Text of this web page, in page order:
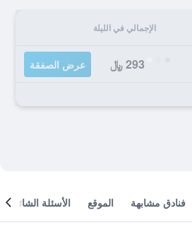
الإجمالي في الليلة
293 ﷼ عرض الصفقة
فنادق مشابهة الموقع الأسئلة الشائعة